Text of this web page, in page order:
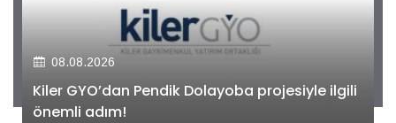
08.08.2026
Kiler GYO’dan Pendik Dolayoba projesiyle ilgili
önemli adım!